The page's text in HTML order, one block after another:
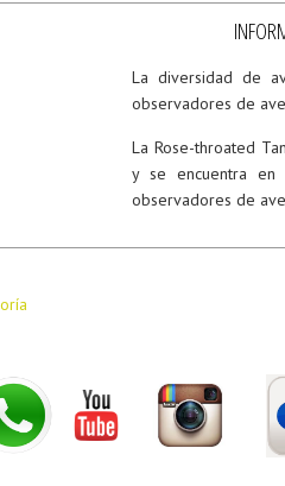
La diversidad de
observadores de
La Rose-throated
y se encuentra
observadores de